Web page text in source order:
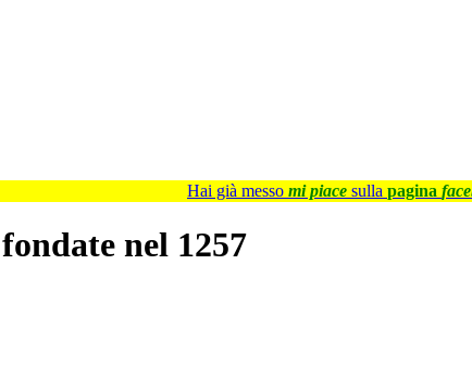
Hai già messo mi piace sulla pagina
nel 1257